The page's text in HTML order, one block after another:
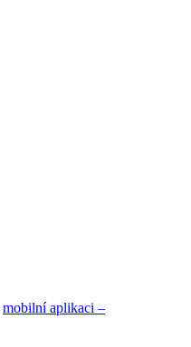
mobilní aplikaci –